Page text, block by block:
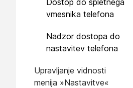
Dostop do spletnega
vmesnika telefona
Nadzor dostopa do
nastavitev telefona
Upravljanje vidnosti
menija »Nastavitve«